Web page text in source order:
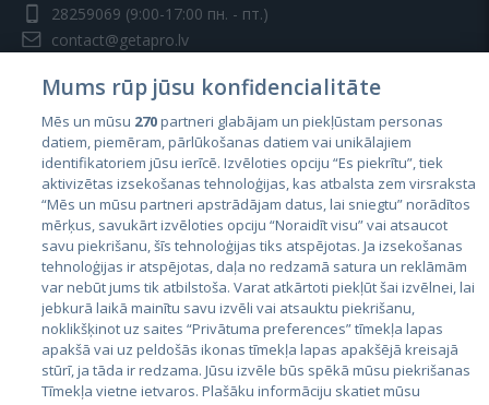
28259069 (9:00-17:00 пн. - пт.)
contact@getapro.lv
Страны
Эстония
Латвия
Литва
Mums rūp jūsu konfidencialitāte
Mēs un mūsu 270partneri glabājam un piekļūstam personas
datiem, piemēram, pārlūkošanas datiem vai unikālajiem
identifikatoriem jūsu ierīcē. Izvēloties opciju “Es piekrītu”, tiek
aktivizētas izsekošanas tehnoloģijas, kas atbalsta zem virsraksta
“Mēs un mūsu partneri apstrādājam datus, lai sniegtu” norādītos
mērķus, savukārt izvēloties opciju “Noraidīt visu” vai atsaucot
savu piekrišanu, šīs tehnoloģijas tiks atspējotas. Ja izsekošanas
tehnoloģijas ir atspējotas, daļa no redzamā satura un reklāmām
var nebūt jums tik atbilstoša. Varat atkārtoti piekļūt šai izvēlnei, lai
jebkurā laikā mainītu savu izvēli vai atsauktu piekrišanu,
noklikšķinot uz saites “Privātuma preferences” tīmekļa lapas
apakšā vai uz peldošās ikonas tīmekļa lapas apakšējā kreisajā
stūrī, ja tāda ir redzama. Jūsu izvēle būs spēkā mūsu piekrišanas
Tīmekļa vietne ietvaros. Plašāku informāciju skatiet mūsu